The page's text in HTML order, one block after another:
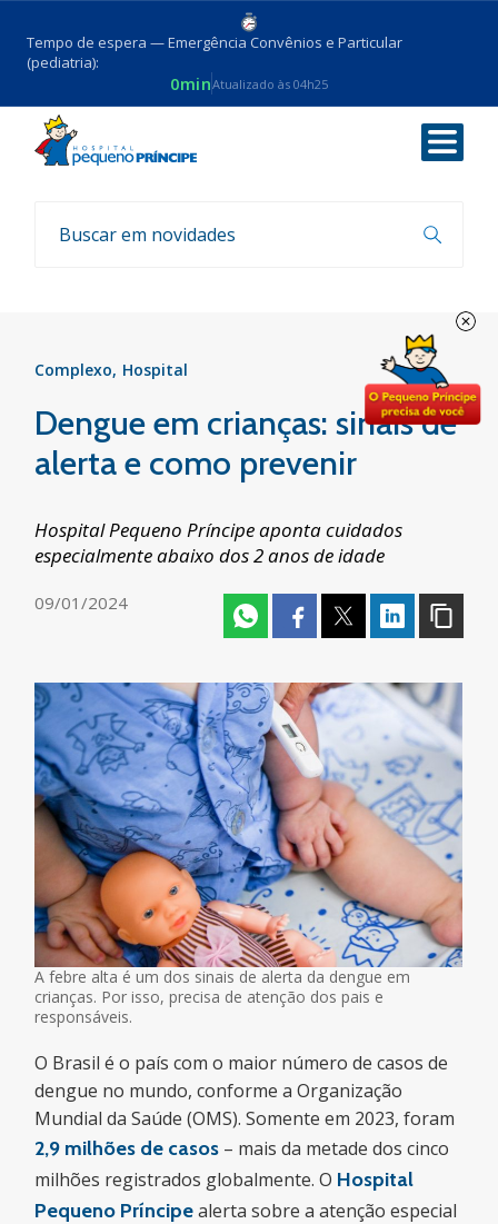
Tempo de espera — Emergência Convênios e Particular
(pediatria):
0minAtualizado às 04h25
Voltar
Notícias
Complexo Hospital
Dengue em crianças: sinais de
alerta e como prevenir
Hospital Pequeno Príncipe aponta cuidados
especialmente abaixo dos 2 anos de idade
09/01/2024
A febre alta é um dos sinais de alerta da dengue em
crianças. Por isso, precisa de atenção dos pais e
responsáveis.
O Brasil é o país com o maior número de casos de
dengue no mundo, conforme a Organização
Mundial da Saúde (OMS). Somente em 2023, foram
2,9 milhões de casos – mais da metade dos cinco
milhões registrados globalmente. O Hospital
Pequeno Príncipealerta sobre a atenção especial